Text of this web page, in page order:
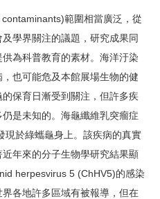
範圍相當廣泛，從
學界關注的議題，研究成果同
為科普教育的素材。海洋汙染
也可能危及本館展場生物的健
保育日漸受到關注，但許多疾
是未知的。海龜纖維乳突瘤症
現於綠蠵龜身上。該疾病的真實
年來的分子生物學研究結果顯
herpesvirus 5 (ChHV5)的感染
各地許多區域有被報導，但在